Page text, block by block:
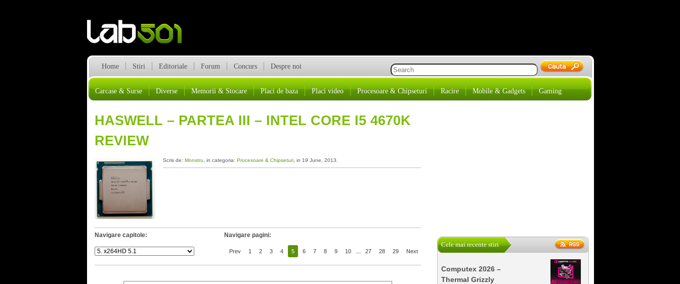
Home Stiri Editoriale Forum Concurs Despre noi
Carcase & Surse Diverse Memorii & Stocare Placi de baza Placi video Procesoare & Chipseturi Racire Mobile & Gadgets Gaming
HASWELL – PARTEA III – INTEL CORE I5 4670K
REVIEW
Scris de: Monstru , in categoria: Procesoare & Chipseturi, in 19 June, 2013.
Navigare capitole: Navigare pagini:
Prev 1 2 3 4 5 6 7 8 9 10 27 28 29 Next
Cele mai recente stiri
Computex 2026 –
Thermal Grizzly